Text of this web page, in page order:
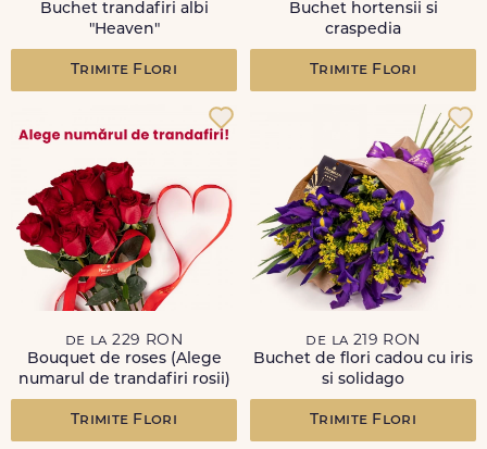
Buchet trandafiri albi
"Heaven"
Trimite Flori
Buchet hortensii si
craspedia
Trimite Flori
de la 229 RON
Bouquet de roses (Alege
numarul de trandafiri rosii)
Trimite Flori
de la 219 RON
Buchet de flori cadou cu iris
si solidago
Trimite Flori